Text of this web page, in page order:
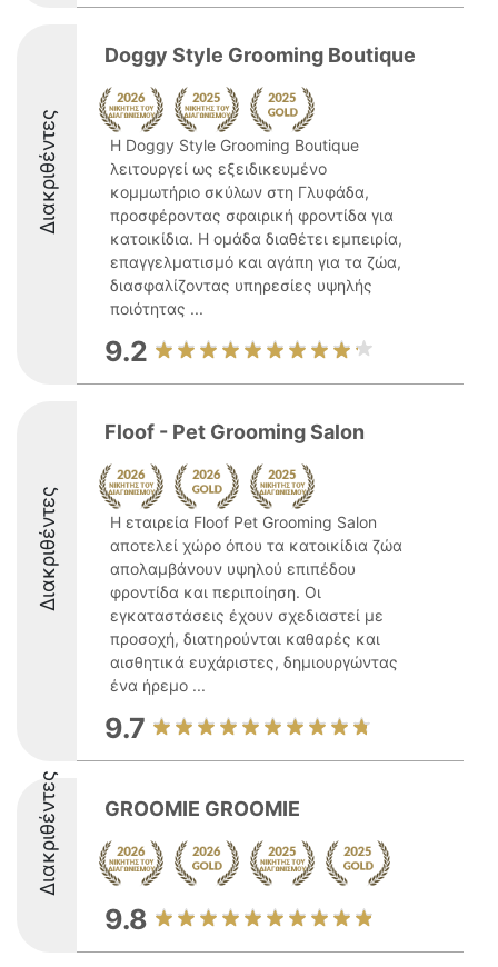
Διακριθέντες
Doggy Style Grooming Boutique
Η Doggy Style Grooming Boutique
λειτουργεί ως εξειδικευμένο
κομμωτήριο σκύλων στη Γλυφάδα,
προσφέροντας σφαιρική φροντίδα για
κατοικίδια. Η ομάδα διαθέτει εμπειρία,
επαγγελματισμό και αγάπη για τα ζώα,
διασφαλίζοντας υπηρεσίες υψηλής
ποιότητας ...
9.2
Διακριθέντες
Floof - Pet Grooming Salon
Η εταιρεία Floof Pet Grooming Salon
αποτελεί χώρο όπου τα κατοικίδια ζώα
απολαμβάνουν υψηλού επιπέδου
φροντίδα και περιποίηση. Οι
εγκαταστάσεις έχουν σχεδιαστεί με
προσοχή, διατηρούνται καθαρές και
αισθητικά ευχάριστες, δημιουργώντας
ένα ήρεμο ...
9.7
Διακριθέντες GROOMIE GROOMIE
9.8